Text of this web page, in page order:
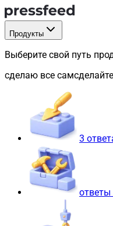
Продукты
Выберите свой путь
сделаю все сам
3
ответы